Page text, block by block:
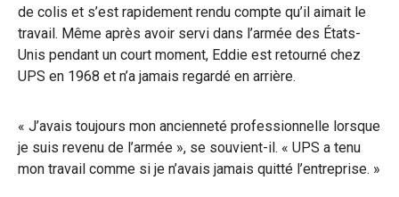
de colis et s’est rapidement rendu compte qu’il aimait le
travail. Même après avoir servi dans l’armée des États-
Unis pendant un court moment, Eddie est retourné chez
UPS en 1968 et n’a jamais regardé en arrière.
« J’avais toujours mon ancienneté professionnelle lorsque
je suis revenu de l’armée », se souvient-il. « UPS a tenu
mon travail comme si je n’avais jamais quitté l’entreprise. »